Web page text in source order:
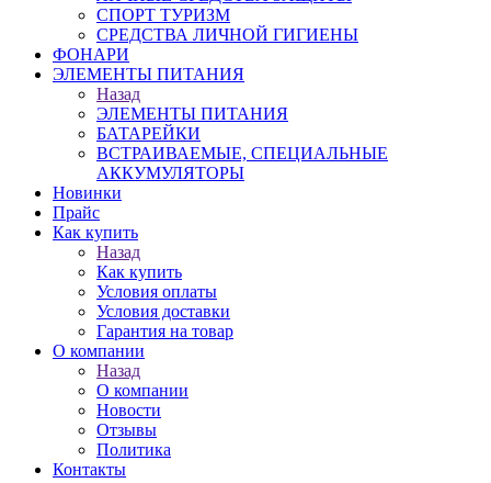
СПОРТ ТУРИЗМ
СРЕДСТВА ЛИЧНОЙ ГИГИЕНЫ
ФОНАРИ
ЭЛЕМЕНТЫ ПИТАНИЯ
Назад
ЭЛЕМЕНТЫ ПИТАНИЯ
БАТАРЕЙКИ
ВСТРАИВАЕМЫЕ, СПЕЦИАЛЬНЫЕ
АККУМУЛЯТОРЫ
Новинки
Прайс
Как купить
Назад
Как купить
Условия оплаты
Условия доставки
Гарантия на товар
О компании
Назад
О компании
Новости
Отзывы
Политика
Контакты